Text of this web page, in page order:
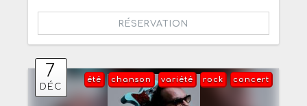
RÉSERVATION
7
DÉC
concert
rock
variété
chanson
été